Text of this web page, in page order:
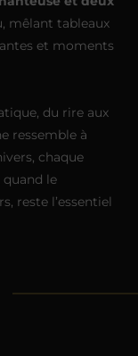
mêlant tableaux
et moments
du rire aux
ressemble à
chaque
le
reste l’essentiel